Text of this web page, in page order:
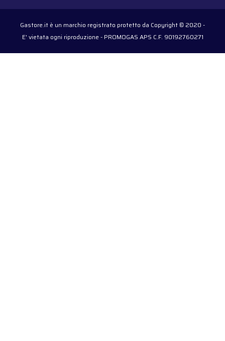
Gastore.it è un marchio registrato protetto da Copyright © 2020 -
E' vietata ogni riproduzione - PROMOGAS APS C.F. 90192760271